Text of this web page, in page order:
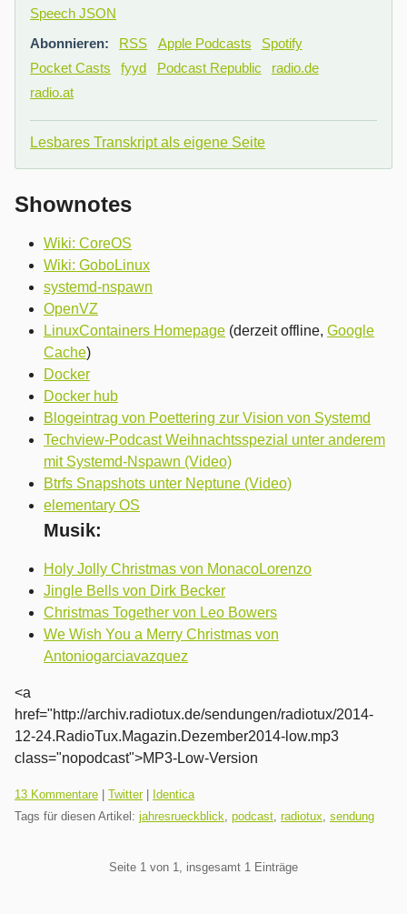
Speech JSON
Abonnieren:
RSS Apple Podcasts
Spotify
Pocket Casts
fyyd Podcast Republic
radio.de
radio.at
Lesbares Transkript als eigene Seite
Shownotes
Wiki: CoreOS
Wiki: GoboLinux
systemd-nspawn
OpenVZ
LinuxContainers Homepage (derzeit offline, Google
Cache)
Docker
Docker hub
Blogeintrag von Poettering zur Vision von Systemd
Techview-Podcast Weihnachtsspezial unter anderem
mit Systemd-Nspawn (Video)
Btrfs Snapshots unter Neptune (Video)
elementary OS
Musik:
Holy Jolly Christmas von MonacoLorenzo
Jingle Bells von Dirk Becker
Christmas Together von Leo Bowers
We Wish You a Merry Christmas von
Antoniogarciavazquez
<a
href="http://archiv.radiotux.de/sendungen/radiotux/2014-
12-24.RadioTux.Magazin.Dezember2014-low.mp3
class="nopodcast">MP3-Low-Version
13 Kommentare Twitter|
Identica
Tags für diesen Artikel: jahresrueckblick, podcast, radiotux, sendung
Seite 1 von 1, insgesamt 1 Einträge